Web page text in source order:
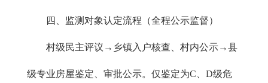
四、监测对象认定流程（全程公示监督）
村级民主评议→乡镇入户核查、村内公示→县
级专业房屋鉴定、审批公示。仅鉴定为C、D级危